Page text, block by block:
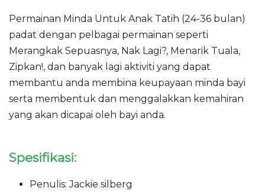
Permainan Minda Untuk Anak Tatih (24-36 bulan)
padat dengan pelbagai permainan seperti
Merangkak Sepuasnya, Nak Lagi?, Menarik Tuala,
Zipkan!, dan banyak lagi aktiviti yang dapat
membantu anda membina keupayaan minda bayi
serta membentuk dan menggalakkan kemahiran
yang akan dicapai oleh bayi anda.
Spesifikasi:
Penulis: Jackie silberg